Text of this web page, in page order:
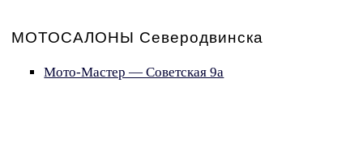
МОТОСАЛОНЫ Северодвинска
Мото-Мастер — Советская 9а